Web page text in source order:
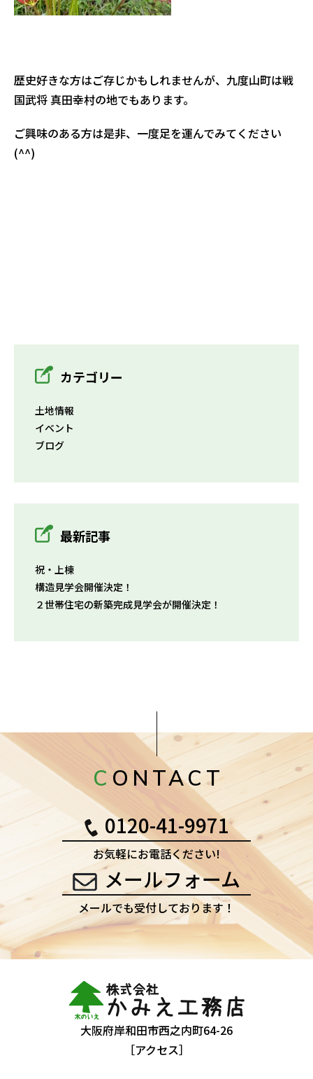
歴史好きな方はご存じかもしれませんが、九度山町は戦
国武将 真田幸村の地でもあります。
ご興味のある方は是非、一度足を運んでみてください
(^^)
カテゴリー
土地情報
イベント
ブログ
最新記事
祝・上棟
構造見学会開催決定！
２世帯住宅の新築完成見学会が開催決定！
CONTACT
0120-41-9971
お気軽にお電話ください!
メールフォーム
メールでも受付しております！
大阪府岸和田市西之内町64-26
［アクセス］